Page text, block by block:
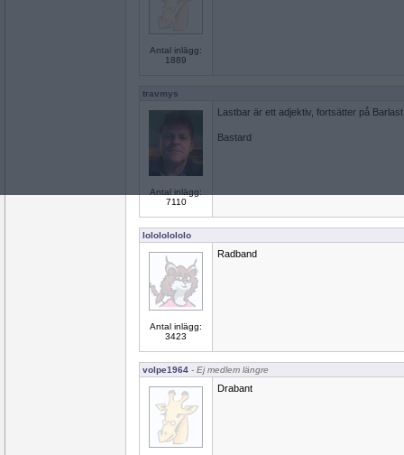
Antal inlägg:
1889
travmys
Antal inlägg:
7110
Lastbar är ett adjektiv, fortsätter på
Bastard
lolololololo
Antal inlägg:
3423
Radband
volpe1964 - Ej medlem längre
Drabant